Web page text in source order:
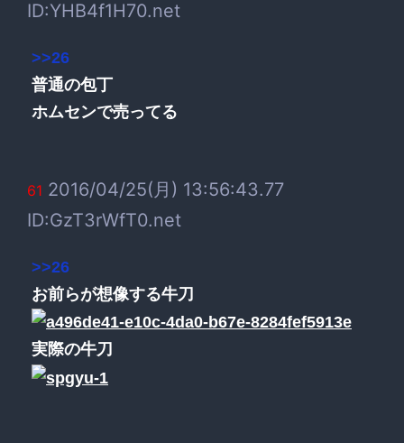
ID:YHB4f1H70.net
>>26
普通の包丁
ホムセンで売ってる
61 2016/04/25(月) 13:56:43.77
ID:GzT3rWfT0.net
>>26
お前らが想像する牛刀
実際の牛刀